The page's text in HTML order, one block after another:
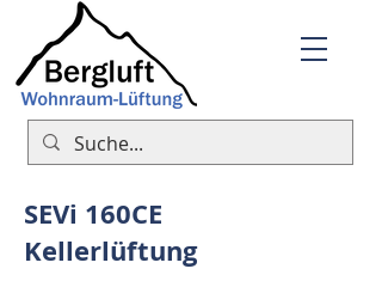
SEVi 160CE
Kellerlüftung